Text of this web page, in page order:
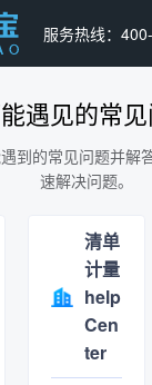
服务热线：
遇见的常
到的常见问题并解
速解决问题。
清单
计量
help
Cen
ter